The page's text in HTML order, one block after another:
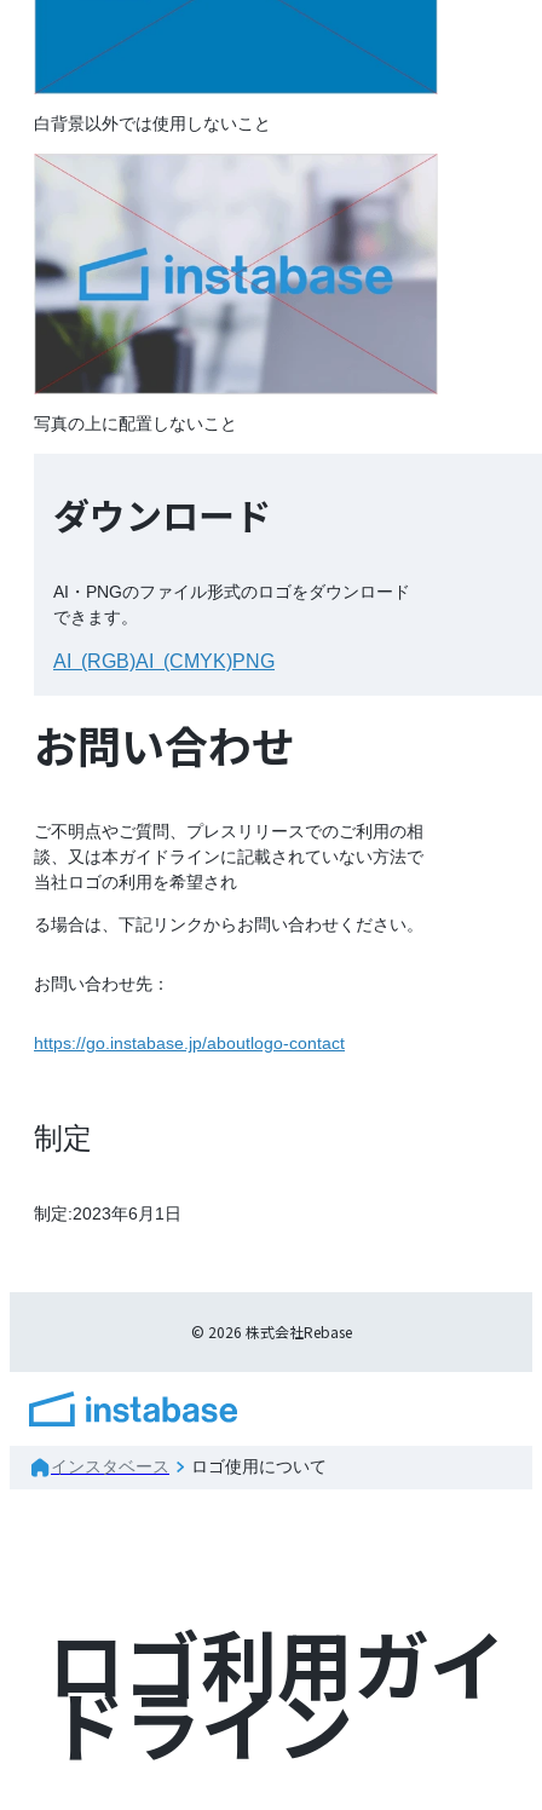
白背景以外では使用しないこと
写真の上に配置しないこと
ダウンロード
AI・PNGのファイル形式のロゴをダウンロード
できます。
AI  (RGB)AI  (CMYK)PNG
お問い合わせ
ご不明点やご質問、プレスリリースでのご利用の相
談、又は本ガイドラインに記載されていない方法で
当社ロゴの利用を希望され
る場合は、下記リンクからお問い合わせください。
お問い合わせ先：
https://go.instabase.jp/aboutlogo-contact
制定
制定:2023年6月1日
© 2026 株式会社Rebase
インスタベース ロゴ使用について
ロゴ利用ガイ
ドライン